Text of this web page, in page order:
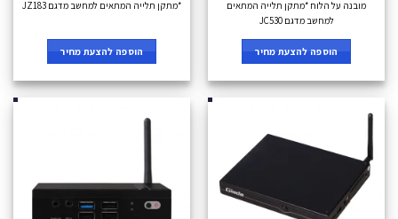
מובנה על הלוח *מתקן תלייה המתאים
למחשב מדגם JC530
הוספה להצעת מחיר
*מתקן תלייה המתאים למחשב מדגם JZ183
הוספה להצעת מחיר